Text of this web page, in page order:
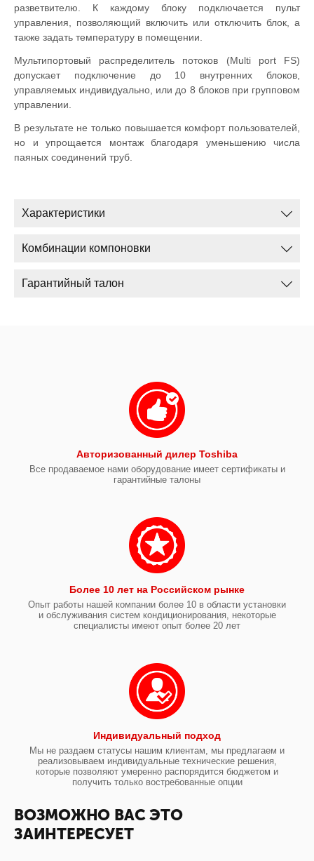
разветвителю. К каждому блоку подключается пульт
управления, позволяющий включить или отключить блок, а
также задать температуру в помещении.
Мультипортовый распределитель потоков (Multi port FS)
допускает подключение до 10 внутренних блоков,
управляемых индивидуально, или до 8 блоков при групповом
управлении.
В результате не только повышается комфорт пользователей,
но и упрощается монтаж благодаря уменьшению числа
паяных соединений труб.
Характеристики
Комбинации компоновки
Гарантийный талон
Авторизованный дилер Toshiba
Все продаваемое нами оборудование имеет сертификаты и
гарантийные талоны
Более 10 лет на Российском рынке
Опыт работы нашей компании более 10 в области установки
и обслуживания систем кондиционирования, некоторые
специалисты имеют опыт более 20 лет
Индивидуальный подход
Мы не раздаем статусы нашим клиентам, мы предлагаем и
реализовываем индивидуальные технические решения,
которые позволяют умеренно распорядится бюджетом и
получить только востребованные опции
ВОЗМОЖНО ВАС ЭТО
ЗАИНТЕРЕСУЕТ